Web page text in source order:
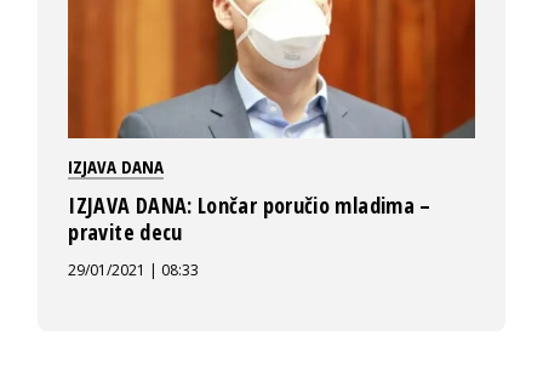
IZJAVA DANA
IZJAVA DANA: Lončar poručio mladima –
pravite decu
29/01/2021 | 08:33